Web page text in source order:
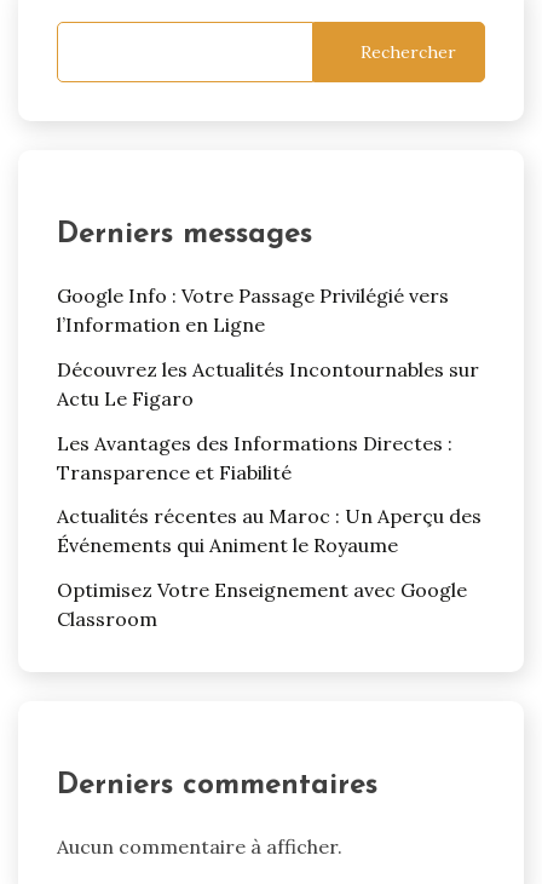
Rechercher
Derniers messages
Google Info : Votre Passage Privilégié vers
l’Information en Ligne
Découvrez les Actualités Incontournables sur
Actu Le Figaro
Les Avantages des Informations Directes :
Transparence et Fiabilité
Actualités récentes au Maroc : Un Aperçu des
Événements qui Animent le Royaume
Optimisez Votre Enseignement avec Google
Classroom
Derniers commentaires
Aucun commentaire à afficher.